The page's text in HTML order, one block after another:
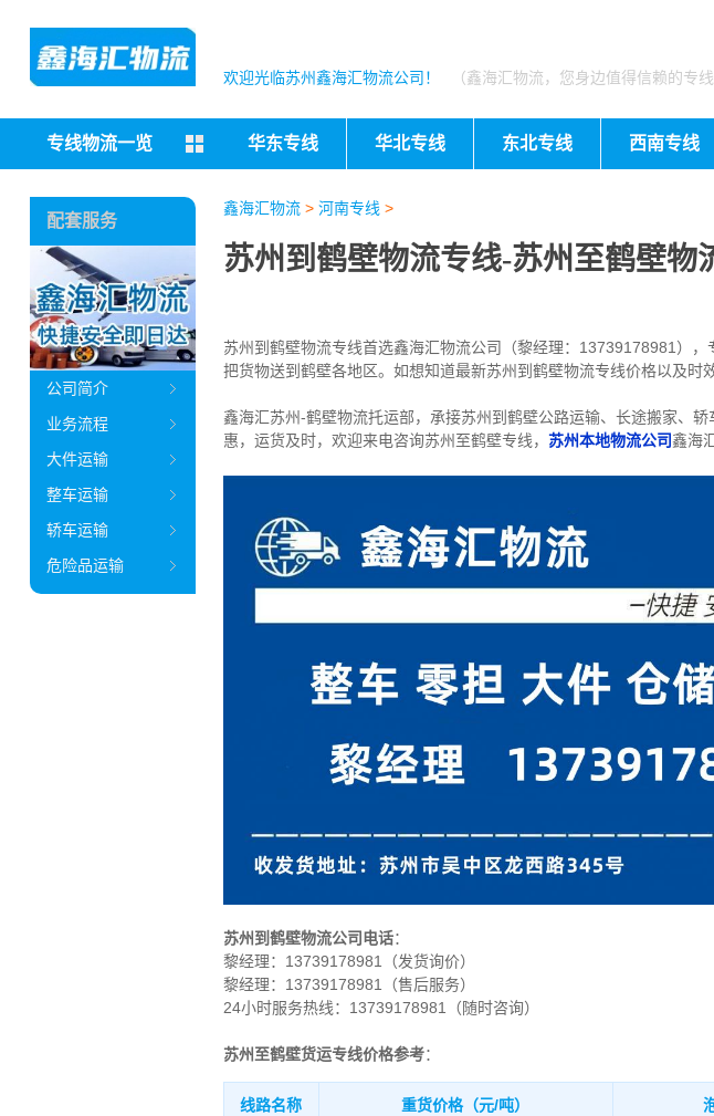
欢迎光临苏州鑫海汇物流公司！ （鑫海汇物流，您身边值得信赖的专
专线物流一览 华东专线 华北专线 东北专线 西南专线
鑫海汇物流> 河南专线 >
苏州到鹤壁物流专线-苏州至鹤壁物
苏州到鹤壁物流专线首选鑫海汇物流公司（黎经理：13739178981），
把货物送到鹤壁各地区。如想知道最新苏州到鹤壁物流专线价格以及时
鑫海汇苏州-鹤壁物流托运部， 承接苏州到鹤壁公路运输、长途搬家、轿
惠，运货及时，欢迎来电咨询苏州至鹤壁专线， 苏州本地物流公司鑫海
苏州到鹤壁物流公司电话：
黎经理： 13739178981（发货询价）
黎经理：13739178981（售后服务）
24小时服务热线：13739178981（随时咨询）
苏州至鹤壁货运专线价格参考：
线路名称 重货价格（元/吨）
配套服务
公司简介
业务流程
大件运输
整车运输
轿车运输
危险品运输